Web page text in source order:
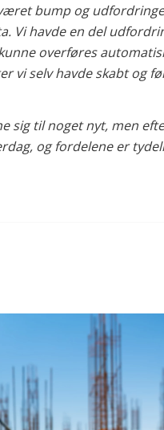
bump og
Vi havde en del
overføres
vi selv havde skabt og
sig til noget nyt, men
og fordelene er